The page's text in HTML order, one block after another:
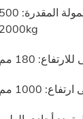
الحمولة المقدرة: 500kg 1000kg 1500kg
2000kg
180 مم
1000 مم